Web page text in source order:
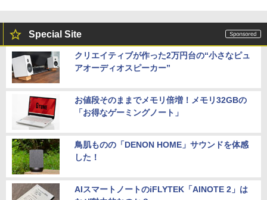
Special Site
クリエイティブが作った2万円台の“小さなピュ
アオーディオスピーカー”
お値段そのままでメモリ倍増！メモリ32GBの
「お得なゲーミングノート」
鳥肌ものの「DENON HOME」サウンドを体感
した！
AIスマートノートのiFLYTEK「AINOTE 2」は